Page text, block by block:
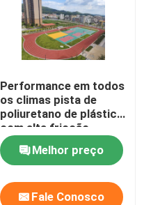
Performance em todos
os climas pista de
poliuretano de plástico
com alta fricção
Melhor preço
Fale Conosco